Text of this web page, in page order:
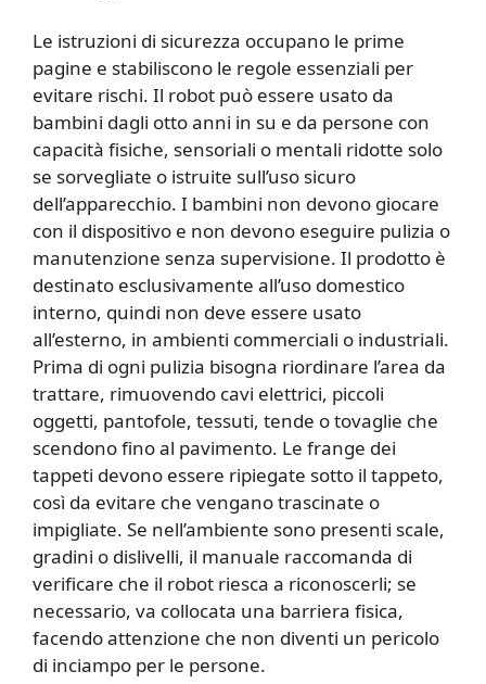
Le istruzioni di sicurezza occupano le prime
pagine e stabiliscono le regole essenziali per
evitare rischi. Il robot può essere usato da
bambini dagli otto anni in su e da persone con
capacità fisiche, sensoriali o mentali ridotte solo
se sorvegliate o istruite sull’uso sicuro
dell’apparecchio. I bambini non devono giocare
con il dispositivo e non devono eseguire pulizia o
manutenzione senza supervisione. Il prodotto è
destinato esclusivamente all’uso domestico
interno, quindi non deve essere usato
all’esterno, in ambienti commerciali o industriali.
Prima di ogni pulizia bisogna riordinare l’area da
trattare, rimuovendo cavi elettrici, piccoli
oggetti, pantofole, tessuti, tende o tovaglie che
scendono fino al pavimento. Le frange dei
tappeti devono essere ripiegate sotto il tappeto,
così da evitare che vengano trascinate o
impigliate. Se nell’ambiente sono presenti scale,
gradini o dislivelli, il manuale raccomanda di
verificare che il robot riesca a riconoscerli; se
necessario, va collocata una barriera fisica,
facendo attenzione che non diventi un pericolo
di inciampo per le persone.